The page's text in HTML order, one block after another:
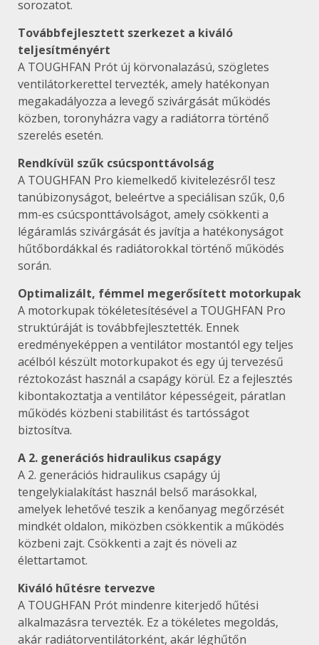
sorozatot.
Továbbfejlesztett szerkezet a kiváló
teljesítményért
A TOUGHFAN Prót új körvonalazású, szögletes
ventilátorkerettel tervezték, amely hatékonyan
megakadályozza a levegő szivárgását működés
közben, toronyházra vagy a radiátorra történő
szerelés esetén.
Rendkívül szűk csúcsponttávolság
A TOUGHFAN Pro kiemelkedő kivitelezésről tesz
tanúbizonyságot, beleértve a speciálisan szűk, 0,6
mm-es csúcsponttávolságot, amely csökkenti a
légáramlás szivárgását és javítja a hatékonyságot
hűtőbordákkal és radiátorokkal történő működés
során.
Optimalizált, fémmel megerősített motorkupak
A motorkupak tökéletesítésével a TOUGHFAN Pro
struktúráját is továbbfejlesztették. Ennek
eredményeképpen a ventilátor mostantól egy teljes
acélból készült motorkupakot és egy új tervezésű
réztokozást használ a csapágy körül. Ez a fejlesztés
kibontakoztatja a ventilátor képességeit, páratlan
működés közbeni stabilitást és tartósságot
biztosítva.
A 2. generációs hidraulikus csapágy
A 2. generációs hidraulikus csapágy új
tengelykialakítást használ belső marásokkal,
amelyek lehetővé teszik a kenőanyag megőrzését
mindkét oldalon, miközben csökkentik a működés
közbeni zajt. Csökkenti a zajt és növeli az
élettartamot.
Kiváló hűtésre tervezve
A TOUGHFAN Prót mindenre kiterjedő hűtési
alkalmazásra tervezték. Ez a tökéletes megoldás,
akár radiátorventilátorként, akár léghűtőn